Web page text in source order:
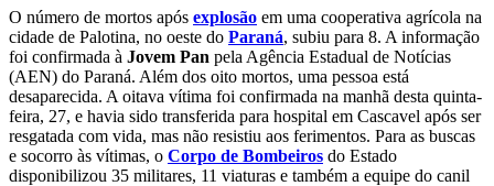
O número de mortos após explosão em uma cooperativa agrícola na
cidade de Palotina, no oeste do Paraná, subiu para 8. A informação
foi confirmada à Jovem Pan pela Agência Estadual de Notícias
(AEN) do Paraná. Além dos oito mortos, uma pessoa está
desaparecida. A oitava vítima foi confirmada na manhã desta quinta-
feira, 27, e havia sido transferida para hospital em Cascavel após ser
resgatada com vida, mas não resistiu aos ferimentos. Para as buscas
e socorro às vítimas, o Corpo de Bombeiros do Estado
disponibilizou 35 militares, 11 viaturas e também a equipe do canil